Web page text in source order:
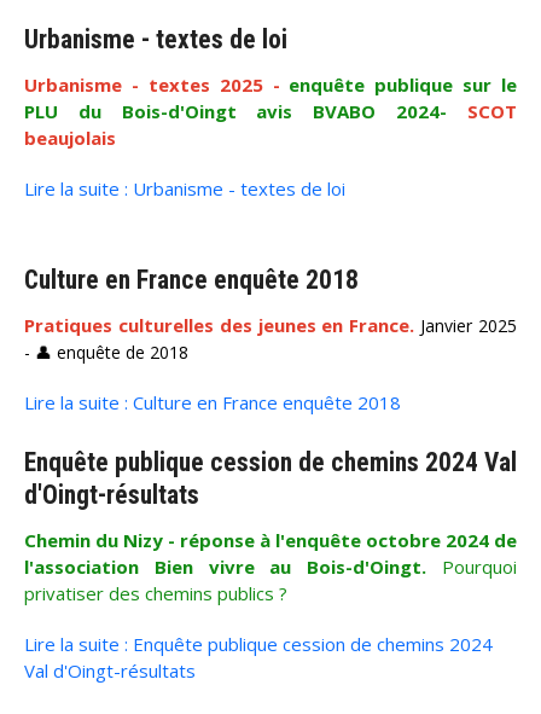
Urbanisme - textes de loi
Urbanisme - textes 2025 - enquête publique sur le
PLU du Bois-d'Oingt avis BVABO 2024- SCOT
beaujolais
Lire la suite : Urbanisme - textes de loi
Culture en France enquête 2018
Pratiques culturelles des jeunes en France. Janvier 2025
- 👤 enquête de 2018
Lire la suite : Culture en France enquête 2018
Enquête publique cession de chemins 2024 Val
d'Oingt-résultats
Chemin du Nizy - réponse à l'enquête octobre 2024 de
l'association Bien vivre au Bois-d'Oingt. Pourquoi
privatiser des chemins publics ?
Lire la suite : Enquête publique cession de chemins 2024
Val d'Oingt-résultats